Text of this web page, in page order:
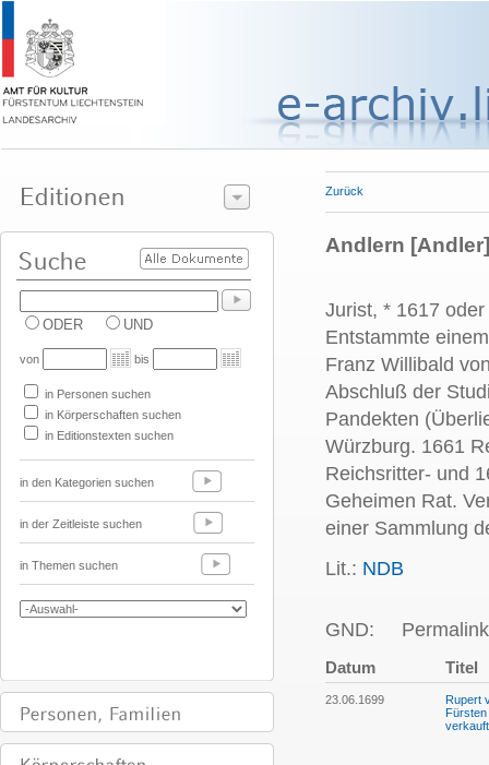
ODER UND
von bis
in Personen suchen
in Körperschaften suchen
in Editionstexten suchen
in den Kategorien suchen
in der Zeitleiste suchen
in Themen suchen
Zurück
Andlern
Jurist, * 1617
Entstammte
Franz Willibald
Abschluß der
Pandekten
Würzburg. 1661
Reichsritter- und
Geheimen Rat.
einer Sammlung
Lit.: NDB
GND:
Datum Titel
23.06.1699
Rupert
Fürsten